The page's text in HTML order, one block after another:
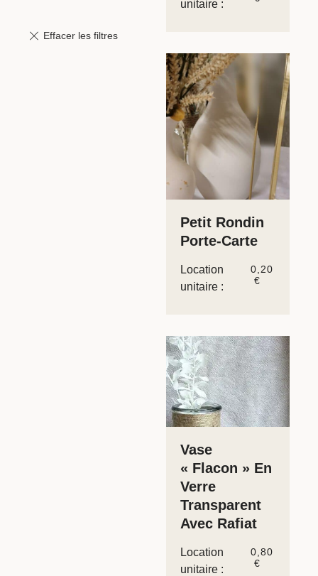
unitaire :
Petit Rondin
Porte-Carte
Location
unitaire :
0,20
€
Vase
« Flacon » En
Verre
Transparent
Avec Rafiat
Location
unitaire :
0,80
€